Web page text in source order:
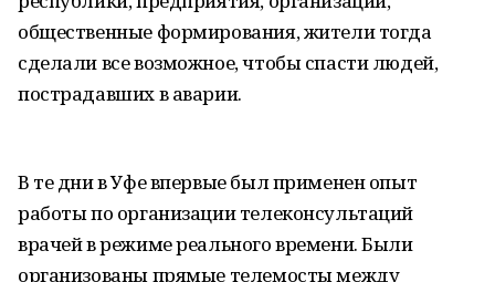
общественные формирования, жители тогда
сделали все возможное, чтобы спасти людей,
пострадавших в аварии.
В те дни в Уфе впервые был применен опыт
работы по организации телеконсультаций
врачей в режиме реального времени. Были
организованы прямые телемосты между